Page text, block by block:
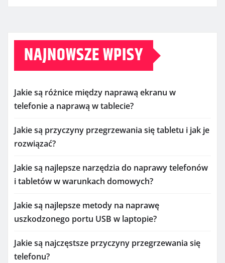
NAJNOWSZE WPISY
Jakie są różnice między naprawą ekranu w
telefonie a naprawą w tablecie?
Jakie są przyczyny przegrzewania się tabletu i jak je
rozwiązać?
Jakie są najlepsze narzędzia do naprawy telefonów
i tabletów w warunkach domowych?
Jakie są najlepsze metody na naprawę
uszkodzonego portu USB w laptopie?
Jakie są najczęstsze przyczyny przegrzewania się
telefonu?